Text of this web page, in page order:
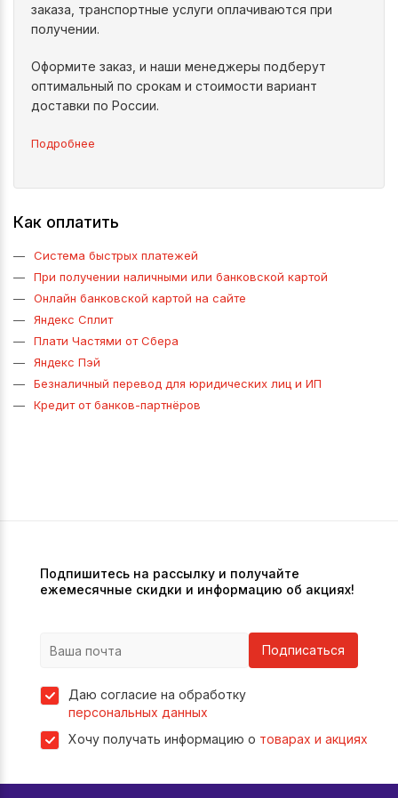
заказа, транспортные услуги оплачиваются при
получении.
Оформите заказ, и наши менеджеры подберут
оптимальный по срокам и стоимости вариант
доставки по России.
Подробнее
Как оплатить
Система быстрых платежей
При получении наличными или банковской картой
Онлайн банковской картой на сайте
Яндекс Сплит
Плати Частями от Сбера
Яндекс Пэй
Безналичный перевод для юридических лиц и ИП
Кредит от банков-партнёров
Подпишитесь на рассылку и получайте
ежемесячные скидки и информацию об акциях!
Подписаться
Даю согласие на обработку
персональных данных
Хочу получать информацию о товарах и акциях